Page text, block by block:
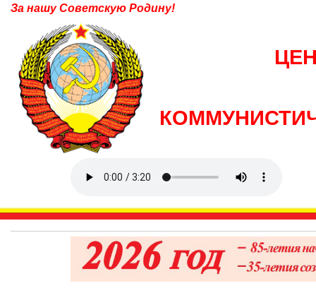
За нашу Советскую Родину!